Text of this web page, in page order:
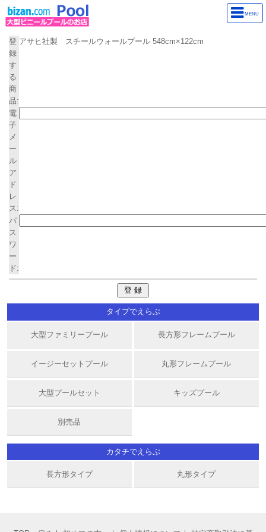
MENU
お気に入り商品登録
電子メールアドレスとパスワードを入力して登録をクリックしてください
登
録
す
る
商
品:
アサヒ社製 スチールウォールプール 548cm×122cm
電
子
メ
ー
ル
ア
ド
レ
ス:
パ
ス
ワ
ー
ド:
タイプでえらぶ
大型ファミリープール 長方形フレームプール
イージーセットプール 丸形フレームプール
大型プールセット キッズプール
別売品
カタチでえらぶ
長方形タイプ 丸形タイプ